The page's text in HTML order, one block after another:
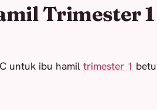
Trimester 1
untuk ibu hamil trimester 1